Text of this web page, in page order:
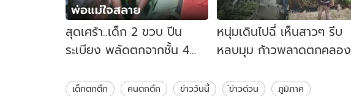
สุดเศร้า..เด็ก 2 ขวบ ปีน
ระเบียง พลัดตกจากชั้น 4
หนุ่มเดินไปฉี่ เห็นสาวๆ รีบ
หลบมุม ก้าวพลาดตกคลอง
ใบ
เด็กตกตึก คนตกตึก ข่าววันนี้ ่ข่าวด่วน ภูมิภาค